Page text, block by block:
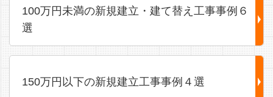
100万円未満の新規建立・建て替え工事事例６
選
150万円以下の新規建立工事事例４選